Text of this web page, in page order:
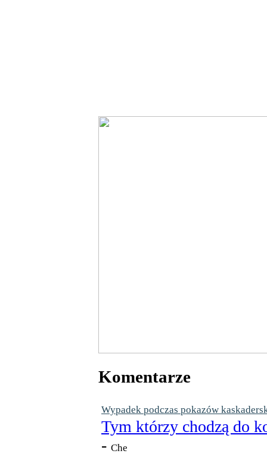
Komentarze
Wypadek podczas pokazów
Tym którzy chodzą do
- Che